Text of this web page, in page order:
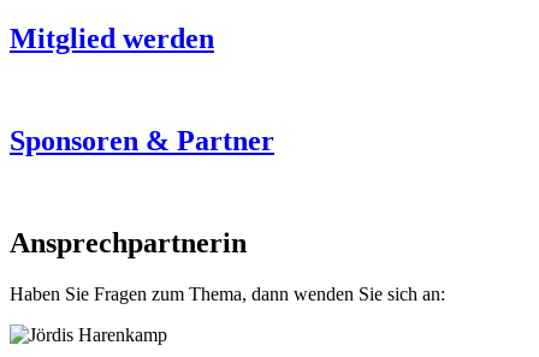
Mitglied werden
Sponsoren & Partner
Ansprechpartnerin
Haben Sie Fragen zum Thema, dann wenden Sie sich an: